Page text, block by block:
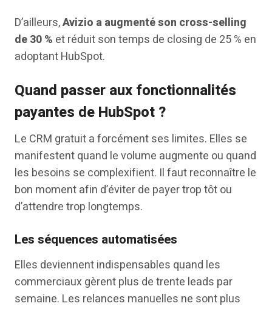
D’ailleurs,Avizio a augmenté son cross-selling
de 30 % et réduit son temps de closing de 25 % en
adoptant HubSpot.
Quand passer aux fonctionnalités
payantes de HubSpot ?
Le CRM gratuit a forcément ses limites. Elles se
manifestent quand le volume augmente ou quand
les besoins se complexifient. Il faut reconnaître le
bon moment afin d’éviter de payer trop tôt ou
d’attendre trop longtemps.
Les séquences automatisées
Elles deviennent indispensables quand les
commerciaux gèrent plus de trente leads par
semaine. Les relances manuelles ne sont plus